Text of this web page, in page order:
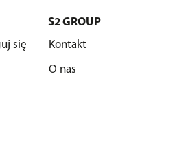
się
S2 GROUP
Kontakt
O nas